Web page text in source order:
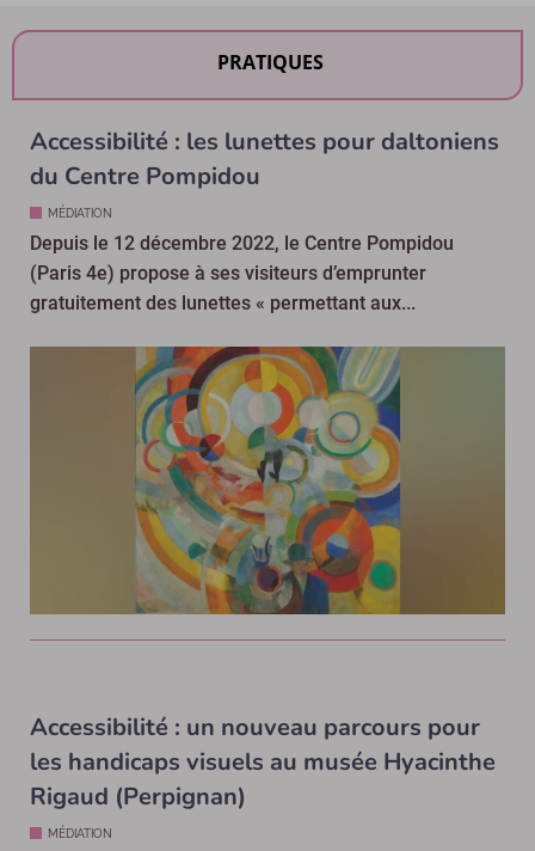
PRATIQUES
Accessibilité : les lunettes pour daltoniens
du Centre Pompidou
MÉDIATION
Depuis le 12 décembre 2022, le Centre Pompidou
(Paris 4e) propose à ses visiteurs d’emprunter
gratuitement des lunettes « permettant aux...
Accessibilité : un nouveau parcours pour
les handicaps visuels au musée Hyacinthe
Rigaud (Perpignan)
MÉDIATION